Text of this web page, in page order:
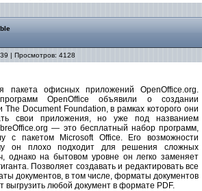
| Просмотров: 4128
офисных приложений OpenOffice.org.
OpenOffice объявили о создании
The Document Foundation, в рамках которого они
свои приложения, но уже под названием
— это бесплатный набор программ,
с пакетом Microsoft Office. Его возможности
он плохо подходит для решения сложных
однако на бытовом уровне он легко заменяет
Позволяет создавать и редактировать все
документов, в том числе, форматы документов
выгрузить любой документ в формате PDF.